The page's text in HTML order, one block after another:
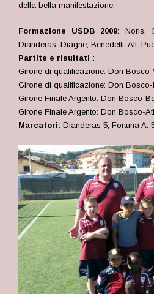
della bella manifestazione.
Formazione USDB 2009: Noris,
Dianderas, Diagne, Benedetti. All.
Partite e risultati :
Girone di qualificazione: Don
Girone di qualificazione: Don
Girone Finale Argento: Don Bosco-
Girone Finale Argento: Don Bosco-
Marcatori: Dianderas 5, Fortuna A.